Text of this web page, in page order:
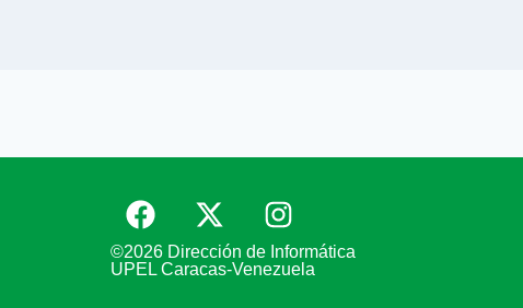
©2026 Dirección de Informática
UPEL Caracas-Venezuela